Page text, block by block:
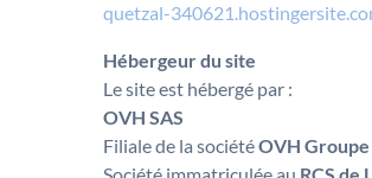
quetzal-
Hébergeur du site
Le site est hébergé par :
OVH SAS
Filiale de la sociétéOVH Groupe